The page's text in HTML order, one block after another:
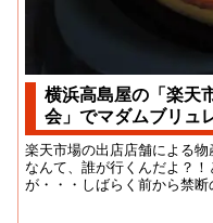
横浜高島屋の「楽天
会」でマダムブリュ
楽天市場の出店店舗による
なんて、誰が行くんだよ？
が・・・しばらく前から禁